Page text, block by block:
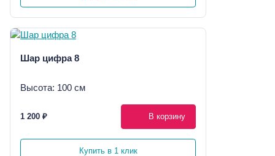
Шар цифра 8
Высота: 100 см
1 200 ₽ В корзину
Купить в 1 клик